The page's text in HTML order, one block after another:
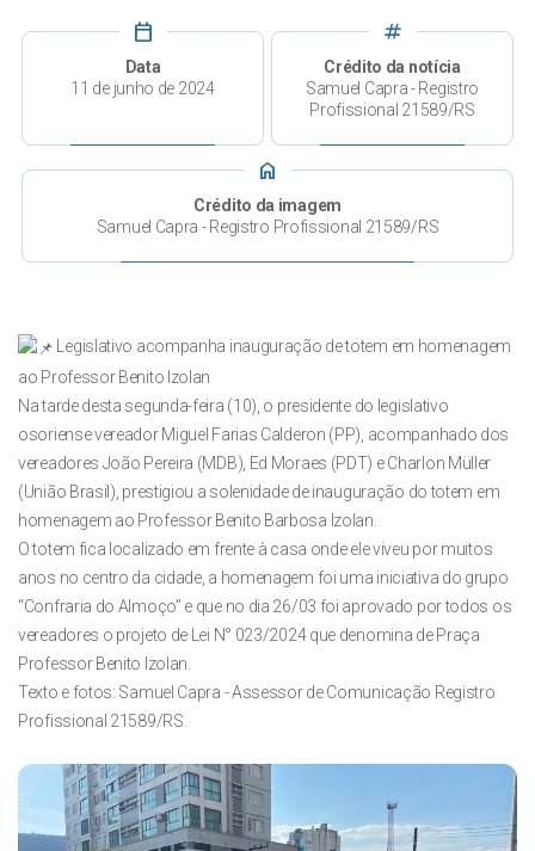
calendar_today
Data
11 de junho de 2024
tag
Crédito da notícia
Samuel Capra - Registro
Profissional 21589/RS
home
Crédito da imagem
Samuel Capra - Registro Profissional 21589/RS
Legislativo acompanha inauguração de totem em homenagem
ao Professor Benito Izolan
Na tarde desta segunda-feira (10), o presidente do legislativo
osoriense vereador Miguel Farias Calderon (PP), acompanhado dos
vereadores João Pereira (MDB), Ed Moraes (PDT) e Charlon Müller
(União Brasil), prestigiou a solenidade de inauguração do totem em
homenagem ao Professor Benito Barbosa Izolan.
O totem fica localizado em frente à casa onde ele viveu por muitos
anos no centro da cidade, a homenagem foi uma iniciativa do grupo
“Confraria do Almoço” e que no dia 26/03 foi aprovado por todos os
vereadores o projeto de Lei N° 023/2024 que denomina de Praça
Professor Benito Izolan.
Texto e fotos: Samuel Capra - Assessor de Comunicação Registro
Profissional 21589/RS.